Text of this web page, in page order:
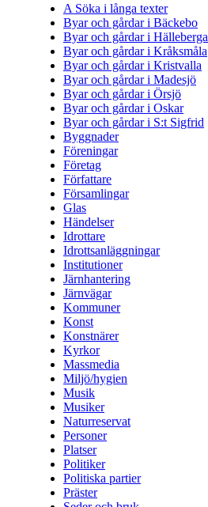
A Söka i långa texter
Byar och gårdar i Bäckebo
Byar och gårdar i Hälleberga
Byar och gårdar i Kråksmåla
Byar och gårdar i Kristvalla
Byar och gårdar i Madesjö
Byar och gårdar i Örsjö
Byar och gårdar i Oskar
Byar och gårdar i S:t Sigfrid
Byggnader
Föreningar
Företag
Författare
Församlingar
Glas
Händelser
Idrottare
Idrottsanläggningar
Institutioner
Järnhantering
Järnvägar
Kommuner
Konst
Konstnärer
Kyrkor
Massmedia
Miljö/hygien
Musik
Musiker
Naturreservat
Personer
Platser
Politiker
Politiska partier
Präster